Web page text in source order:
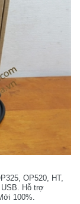
OP520, HT,
Hỗ trợ
100%.